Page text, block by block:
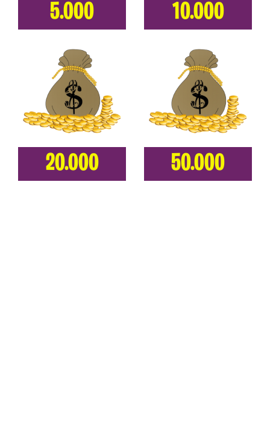
5.000 10.000
20.000 50.000